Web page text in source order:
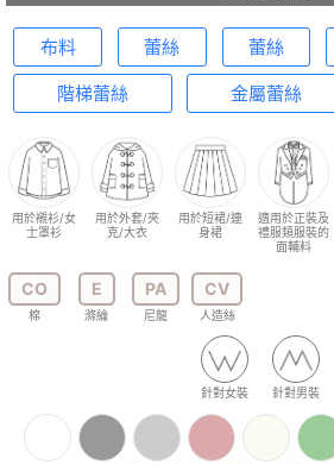
布料 蕾絲 蕾絲
階梯蕾絲 金屬蕾絲
用於襯衫/女
士罩衫
用於外套/夾
克/大衣
用於短裙/連
身裙
適用於正裝及
禮服類服裝的
面輔料
CO
棉
E
滌綸
PA
尼龍
CV
人造絲
針對女裝 針對男裝